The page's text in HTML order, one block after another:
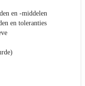
en -middelen
en toleranties